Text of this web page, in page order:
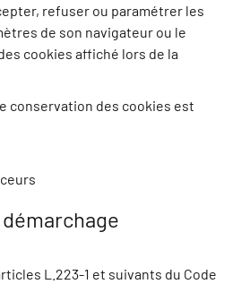
refuser ou paramétrer les
de son navigateur ou le
cookies affiché lors de la
conservation des cookies est
L.223-1 et suivants du Code